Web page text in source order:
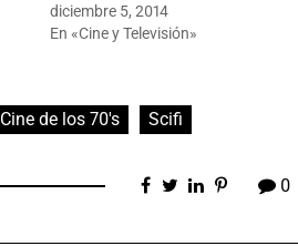
diciembre 5, 2014
En «Cine y Televisión»
Cine de los 70's Scifi
0